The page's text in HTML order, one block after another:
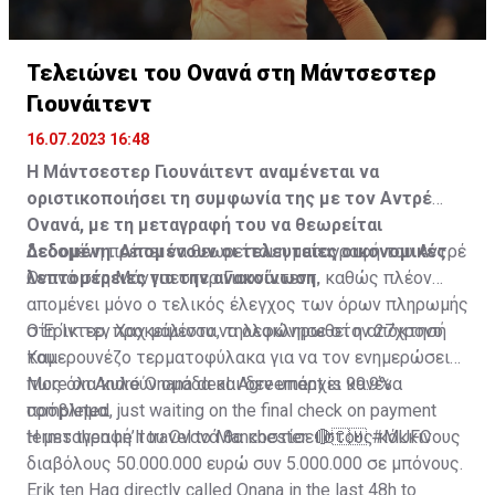
Τελειώνει του Ονανά στη Μάντσεστερ
Γιουνάιτεντ
16.07.2023 16:48
Η Μάντσεστερ Γιουνάιτεντ αναμένεται να
οριστικοποιήσει τη συμφωνία της με τον Αντρέ
Ονανά, με τη μεταγραφή του να θεωρείται
δεδομένη. Απομένουν οι τελευταίες οικονομικές
λεπτομέρειες για την ανακοίνωση.
Δεδομένη πρέπει να θεωρείται η μεταγραφή του Αντρέ
Ονανά στη Μάντσεστερ Γιουνάιτεντ, καθώς πλέον
απομένει μόνο ο τελικός έλεγχος των όρων πληρωμής
στη Ίντερ, προκειμένου να ολοκληρωθεί η απόκτησή
του.
Ο Έρικ τεν Χαχ μάλιστα, τηλεφώνησε στον 27χρονο
Καμερουνέζο τερματοφύλακα για να τον ενημερώσει
πως όλα κυλούν ομάδα και δεν υπάρχει κανένα
πρόβλημα.
More on André Onana deal. Agreement is 99.9%
completed, just waiting on the final check on payment
terms then he’ll travel to Manchester. 🔴🇨🇲#MUFC
Erik ten Hag directly called Onana in the last 48h to
Η μεταγραφή του Ονανά θα κοστίσει στους κόκκινους
διαβόλους 50.000.000 ευρώ συν 5.000.000 σε μπόνους.